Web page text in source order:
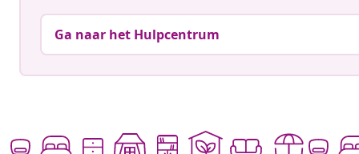
Ga naar het Hulpcentrum